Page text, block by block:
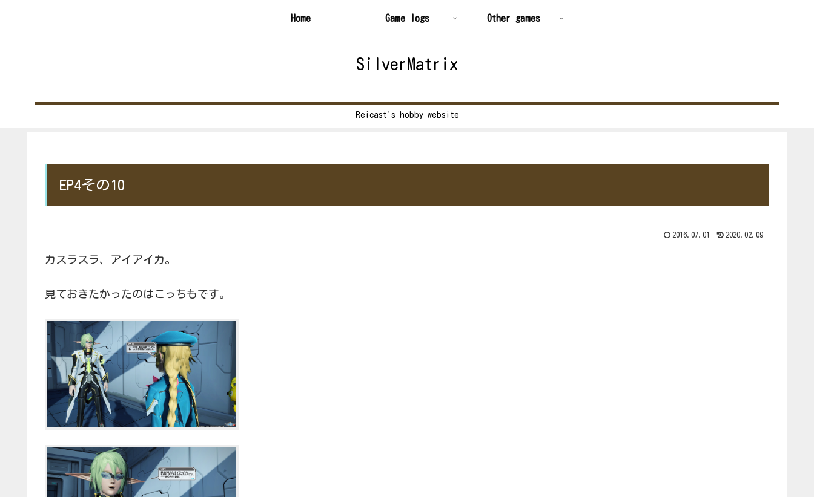
SilverMatrix
Reicast's hobby website
Home Game logs Other games
EP4その10
2016.07.01 2020.02.09
カスラスラ、アイアイカ。
見ておきたかったのはこっちもです。